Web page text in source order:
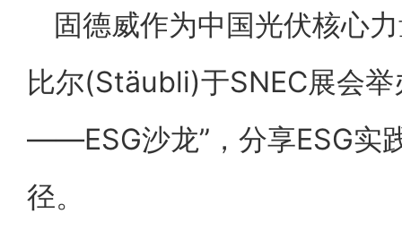
固德威作为中国光伏核心
比尔(Stäubli)于SNEC展会
——ESG沙龙”，分享ESG实
径。